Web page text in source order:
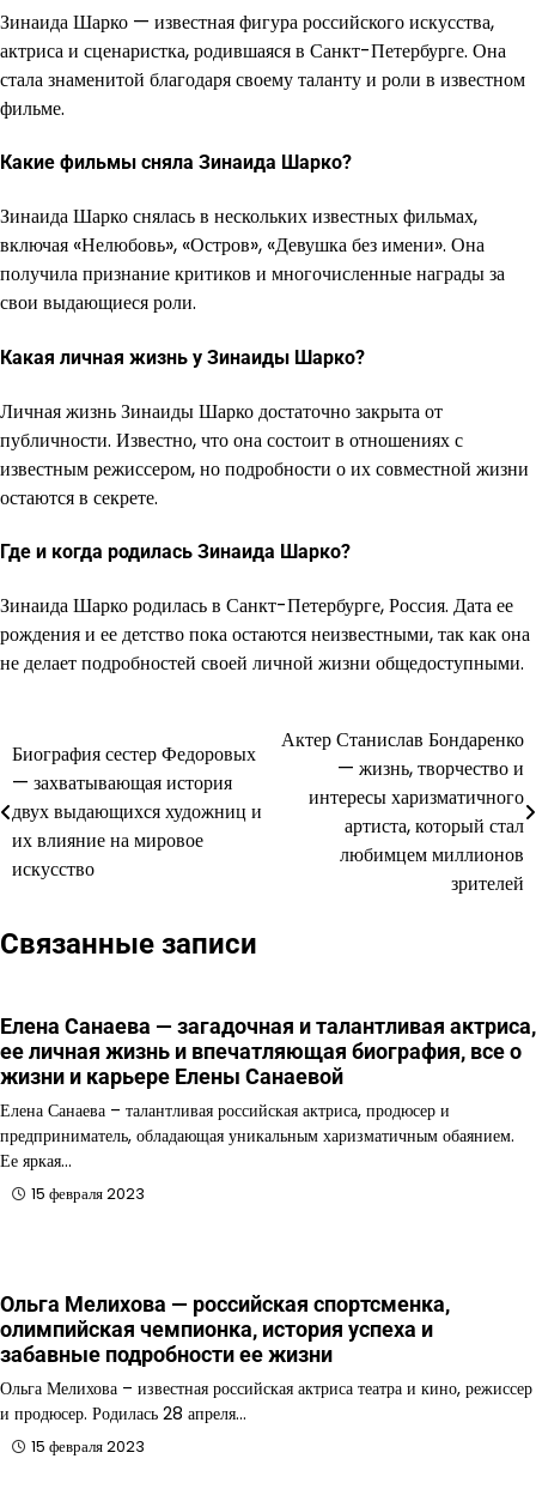
Зинаида Шарко — известная фигура российского искусства,
актриса и сценаристка, родившаяся в Санкт-Петербурге. Она
стала знаменитой благодаря своему таланту и роли в известном
фильме.
Какие фильмы сняла Зинаида Шарко?
Зинаида Шарко снялась в нескольких известных фильмах,
включая «Нелюбовь», «Остров», «Девушка без имени». Она
получила признание критиков и многочисленные награды за
свои выдающиеся роли.
Какая личная жизнь у Зинаиды Шарко?
Личная жизнь Зинаиды Шарко достаточно закрыта от
публичности. Известно, что она состоит в отношениях с
известным режиссером, но подробности о их совместной жизни
остаются в секрете.
Где и когда родилась Зинаида Шарко?
Зинаида Шарко родилась в Санкт-Петербурге, Россия. Дата ее
рождения и ее детство пока остаются неизвестными, так как она
не делает подробностей своей личной жизни общедоступными.
Навигация
по
записям
Биография сестер Федоровых
— захватывающая история
двух выдающихся художниц и
их влияние на мировое
искусство
Актер Станислав Бондаренко
— жизнь, творчество и
интересы харизматичного
артиста, который стал
любимцем миллионов
зрителей
Связанные записи
Елена Санаева — загадочная и талантливая актриса,
ее личная жизнь и впечатляющая биография, все о
жизни и карьере Елены Санаевой
Елена Санаева – талантливая российская актриса, продюсер и
предприниматель, обладающая уникальным харизматичным обаянием.
Ее яркая…
15 февраля 2023
Ольга Мелихова — российская спортсменка,
олимпийская чемпионка, история успеха и
забавные подробности ее жизни
Ольга Мелихова – известная российская актриса театра и кино, режиссер
и продюсер. Родилась 28 апреля…
15 февраля 2023